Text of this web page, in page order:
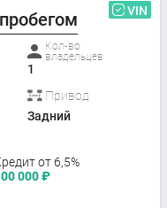
VIN
Кол-во
владельцев
1
Привод
Задний
от 6,5%
000₽